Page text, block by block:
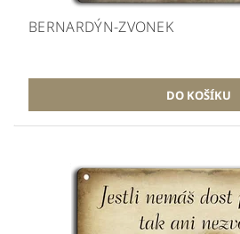
BERNARDÝN-ZVONEK